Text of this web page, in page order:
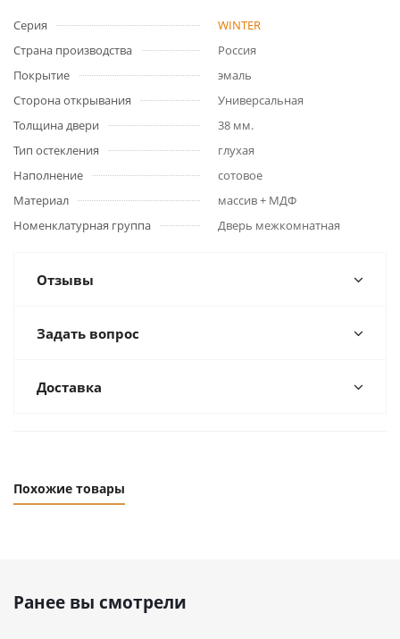
Серия
WINTER
Страна производства
Россия
Покрытие
эмаль
Сторона открывания
Универсальная
Толщина двери
38 мм.
Тип остекления
глухая
Наполнение
сотовое
Материал
массив + МДФ
Номенклатурная группа
Дверь межкомнатная
Отзывы
Задать вопрос
Доставка
Похожие товары
Ранее вы смотрели